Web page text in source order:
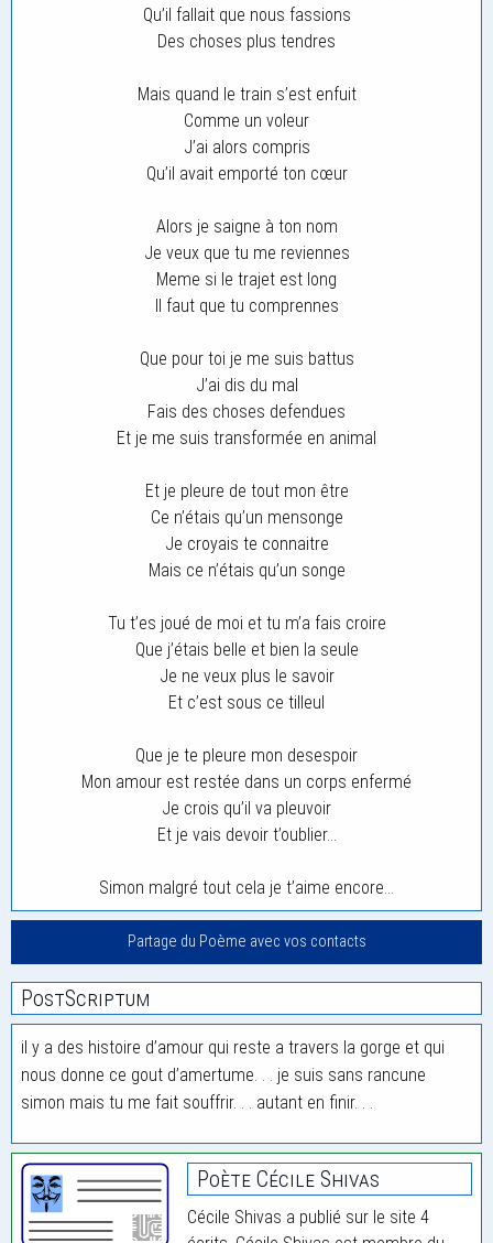
Qu’il fallait que nous fassions
Des choses plus tendres
Mais quand le train s’est enfuit
Comme un voleur
J’ai alors compris
Qu’il avait emporté ton cœur
Alors je saigne à ton nom
Je veux que tu me reviennes
Meme si le trajet est long
Il faut que tu comprennes
Que pour toi je me suis battus
J’ai dis du mal
Fais des choses defendues
Et je me suis transformée en animal
Et je pleure de tout mon être
Ce n’étais qu’un mensonge
Je croyais te connaitre
Mais ce n’étais qu’un songe
Tu t’es joué de moi et tu m’a fais croire
Que j’étais belle et bien la seule
Je ne veux plus le savoir
Et c’est sous ce tilleul
Que je te pleure mon desespoir
Mon amour est restée dans un corps enfermé
Je crois qu’il va pleuvoir
Et je vais devoir t’oublier…
Simon malgré tout cela je t’aime encore…
Partage du Poème avec vos contacts
PostScriptum
il y a des histoire d’amour qui reste a travers la gorge et qui
nous donne ce gout d’amertume. . . je suis sans rancune
simon mais tu me fait souffrir. . . autant en finir. . .
Poète Cécile Shivas
Cécile Shivas a publié sur le site 4